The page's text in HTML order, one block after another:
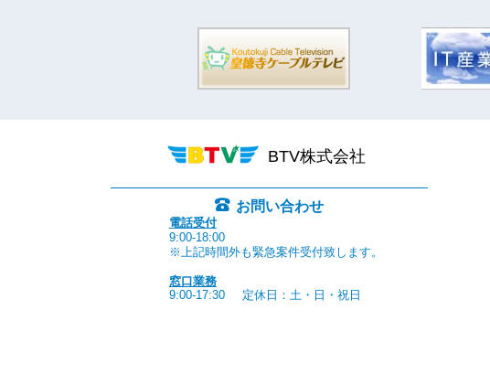
BTV株式会社
お問い合わせ
電話受付
9:00-18:00
※上記時間外も緊急案件受付致します。
窓口業務
9:00-17:30
定休日：土・日・祝日